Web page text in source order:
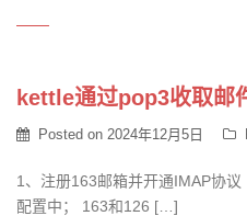
kettle通过pop3收取邮
Posted on 2024年12月5日
1、注册163邮箱并开通IMAP协
配置中； 163和126 […]